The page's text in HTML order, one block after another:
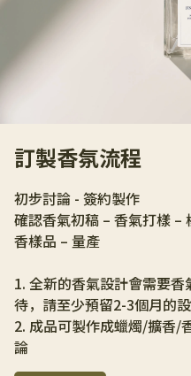
訂製香氛流程
初步討論 - 簽約製作
確認香氣初稿 – 香氣打樣 –
香樣品 – 量產
1. 全新的香氣設計會需要
待，請至少預留2-3個月的
2. 成品可製作成蠟燭/擴香/
論